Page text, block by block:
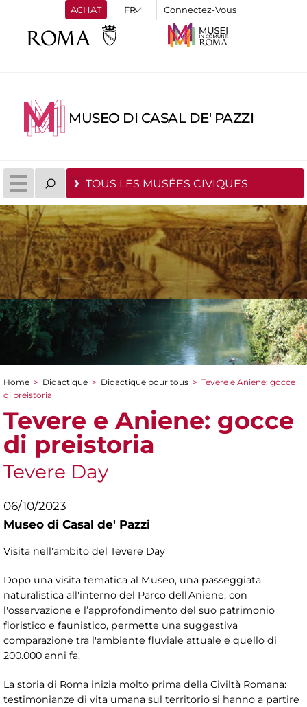
ACHAT Connectez-Vous
MUSEO DI CASAL DE' PAZZI
TOUS LES MUSÉES CIVIQUES
You are here
Home > Didactique > Didactique pour tous > Tevere e Aniene: gocce
di preistoria
Tevere e Aniene: gocce
di preistoria
Tevere Day
06/10/2023
Museo di Casal de' Pazzi
Visita nell'ambito del Tevere Day
Dopo una visita tematica al Museo, una passeggiata
naturalistica all'interno del Parco dell'Aniene, con
l'osservazione e l’approfondimento del suo patrimonio
floristico e faunistico, permette una suggestiva
comparazione tra l'ambiente fluviale attuale e quello di
200.000 anni fa.
La storia di Roma inizia molto prima della Civiltà Romana:
testimonianze di vita umana sul territorio si hanno a partire